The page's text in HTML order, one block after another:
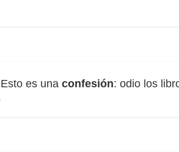
Esto es una confesión: odio los